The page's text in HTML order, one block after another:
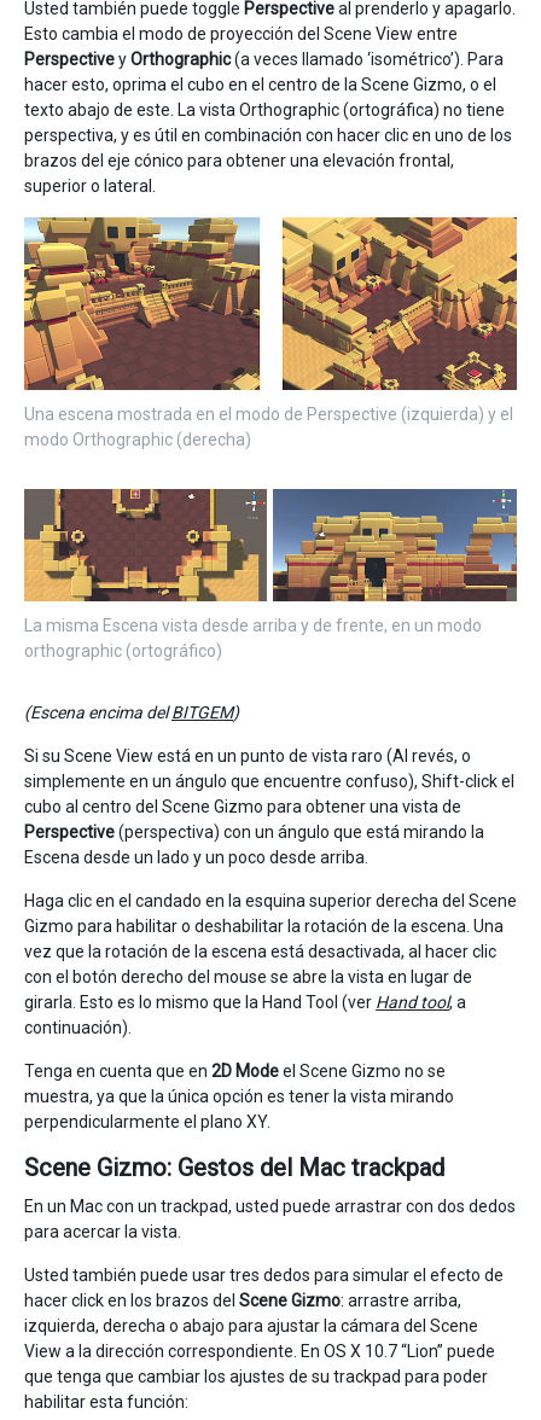
Usted también puede toggle Perspectiveal prenderlo y apagarlo.
Esto cambia el modo de proyección del Scene View entre
PerspectiveyOrthographic(a veces llamado ‘isométrico’). Para
hacer esto, oprima el cubo en el centro de la Scene Gizmo, o el
texto abajo de este. La vista Orthographic (ortográfica) no tiene
perspectiva, y es útil en combinación con hacer clic en uno de los
brazos del eje cónico para obtener una elevación frontal,
superior o lateral.
Una escena mostrada en el modo de Perspective (izquierda) y el
modo Orthographic (derecha)
La misma Escena vista desde arriba y de frente, en un modo
orthographic (ortográfico)
(Escena encima delBITGEM)
Si su Scene View está en un punto de vista raro (Al revés, o
simplemente en un ángulo que encuentre confuso), Shift-click el
cubo al centro del Scene Gizmo para obtener una vista de
Perspective(perspectiva) con un ángulo que está mirando la
Escena desde un lado y un poco desde arriba.
Haga clic en el candado en la esquina superior derecha del Scene
Gizmo para habilitar o deshabilitar la rotación de la escena. Una
vez que la rotación de la escena está desactivada, al hacer clic
con el botón derecho del mouse se abre la vista en lugar de
girarla. Esto es lo mismo que la Hand Tool (ver Hand tool, a
continuación).
Tenga en cuenta que en 2D Modeel Scene Gizmo no se
muestra, ya que la única opción es tener la vista mirando
perpendicularmente el plano XY.
Scene Gizmo: Gestos del Mac trackpad
En un Mac con un trackpad, usted puede arrastrar con dos dedos
para acercar la vista.
Usted también puede usar tres dedos para simular el efecto de
hacer click en los brazos del Scene Gizmo: arrastre arriba,
izquierda, derecha o abajo para ajustar la cámara del Scene
View a la dirección correspondiente. En OS X 10.7 “Lion” puede
que tenga que cambiar los ajustes de su trackpad para poder
habilitar esta función: